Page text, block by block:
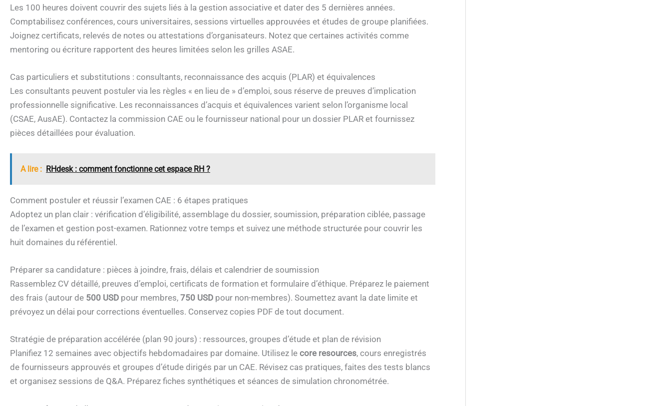
Les 100 heures doivent couvrir des sujets liés à la gestion associative et dater des 5 dernières années.
Comptabilisez conférences, cours universitaires, sessions virtuelles approuvées et études de groupe planifiées.
Joignez certificats, relevés de notes ou attestations d’organisateurs. Notez que certaines activités comme
mentoring ou écriture rapportent des heures limitées selon les grilles ASAE.
Cas particuliers et substitutions : consultants, reconnaissance des acquis (PLAR) et équivalences
Les consultants peuvent postuler via les règles « en lieu de » d’emploi, sous réserve de preuves d’implication
professionnelle significative. Les reconnaissances d’acquis et équivalences varient selon l’organisme local
(CSAE, AusAE). Contactez la commission CAE ou le fournisseur national pour un dossier PLAR et fournissez
pièces détaillées pour évaluation.
A lire : RHdesk : comment fonctionne cet espace RH ?
Comment postuler et réussir l’examen CAE : 6 étapes pratiques
Adoptez un plan clair : vérification d’éligibilité, assemblage du dossier, soumission, préparation ciblée, passage
de l’examen et gestion post-examen. Rationnez votre temps et suivez une méthode structurée pour couvrir les
huit domaines du référentiel.
Préparer sa candidature : pièces à joindre, frais, délais et calendrier de soumission
Rassemblez CV détaillé, preuves d’emploi, certificats de formation et formulaire d’éthique. Préparez le paiement
des frais (autour de 500 USD pour membres, 750 USD pour non-membres). Soumettez avant la date limite et
prévoyez un délai pour corrections éventuelles. Conservez copies PDF de tout document.
Stratégie de préparation accélérée (plan 90 jours) : ressources, groupes d’étude et plan de révision
Planifiez 12 semaines avec objectifs hebdomadaires par domaine. Utilisez le core resources, cours enregistrés
de fournisseurs approuvés et groupes d’étude dirigés par un CAE. Révisez cas pratiques, faites des tests blancs
et organisez sessions de Q&A. Préparez fiches synthétiques et séances de simulation chronométrée.